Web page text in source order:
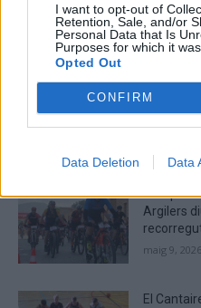
I want to opt-out of
Retention, Sale, and/or
Personal Data that Is
Purposes for which it
Opted Out
CONFIRM
Data Deletion Data
CAPTCHA
that
ÚLTIMES NOTÍCIES
La Cursa
maig 9,
Argilers
maig 9, 2026
El